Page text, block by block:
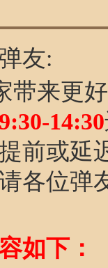
友:
带来更
14:30
前或延
各位弹
如下：